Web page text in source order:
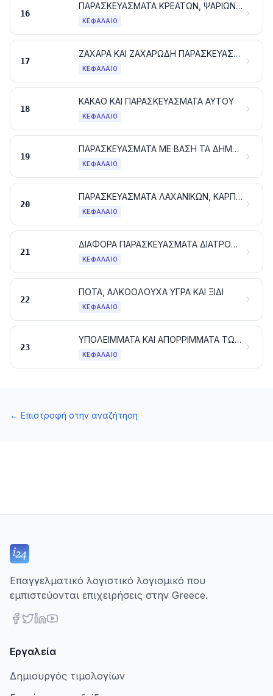
16
ΠΑΡΑΣΚΕΥΑΣΜΑΤΑ ΚΡΕΑΤΩΝ, ΨΑΡΙΩΝ Ή ΜΑΛΑΚΟΣΤΡΑΚΩΝ, ΜΑΛΑΚΙΩΝ Ή ΑΛΛΩΝ ΑΣΠΟΝΔΥΛΩΝ ΥΔΡΟΒΙΩΝ Ή ΕΝΤΟΜΩΝ
ΚΕΦΆΛΑΙΟ
17
ΖΑΧΑΡΑ ΚΑΙ ΖΑΧΑΡΩΔΗ ΠΑΡΑΣΚΕΥΑΣΜΑΤΑ
ΚΕΦΆΛΑΙΟ
18
ΚΑΚΑΟ ΚΑΙ ΠΑΡΑΣΚΕΥΑΣΜΑΤΑ ΑΥΤΟΥ
ΚΕΦΆΛΑΙΟ
19
ΠΑΡΑΣΚΕΥΑΣΜΑΤΑ ΜΕ ΒΑΣΗ ΤΑ ΔΗΜΗΤΡΙΑΚΑ, ΤΑ ΑΛΕΥΡΙΑ, ΤΑ ΑΜΥΛΑ ΚΑΘΕ ΕΙΔΟΥΣ Ή ΤΟ ΓΑΛΑ. ΕΙΔΗ ΖΑΧΑΡΟΠΛΑΣΤΙΚΗΣ
ΚΕΦΆΛΑΙΟ
20
ΠΑΡΑΣΚΕΥΑΣΜΑΤΑ ΛΑΧΑΝΙΚΩΝ, ΚΑΡΠΩΝ ΚΑΙ ΦΡΟΥΤΩΝ Ή ΑΛΛΩΝ ΜΕΡΩΝ ΦΥΤΩΝ
ΚΕΦΆΛΑΙΟ
21
ΔΙΑΦΟΡΑ ΠΑΡΑΣΚΕΥΑΣΜΑΤΑ ΔΙΑΤΡΟΦΗΣ
ΚΕΦΆΛΑΙΟ
22
ΠΟΤΑ, ΑΛΚΟΟΛΟΥΧΑ ΥΓΡΑ ΚΑΙ ΞΙΔΙ
ΚΕΦΆΛΑΙΟ
23
ΥΠΟΛΕΙΜΜΑΤΑ ΚΑΙ ΑΠΟΡΡΙΜΜΑΤΑ ΤΩΝ ΒΙΟΜΗΧΑΝΙΩΝ ΕΙΔΩΝ ΔΙΑΤΡΟΦΗΣ. ΤΡΟΦΕΣ ΠΑΡΑΣΚΕΥΑΣΜΕΝΕΣ ΓΙΑ ΖΩΑ
ΚΕΦΆΛΑΙΟ
← Επιστροφή στην αναζήτηση
Επαγγελματικό λογιστικό λογισμικό που
εμπιστεύονται επιχειρήσεις στην Greece.
Εργαλεία
Δημιουργός τιμολογίων